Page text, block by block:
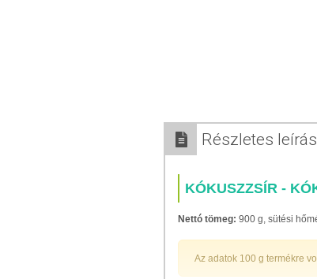
Részletes leírás
KÓKUSZZSÍR -
Nettó tömeg: 900 g, sütési
Az adatok 100 g termékre